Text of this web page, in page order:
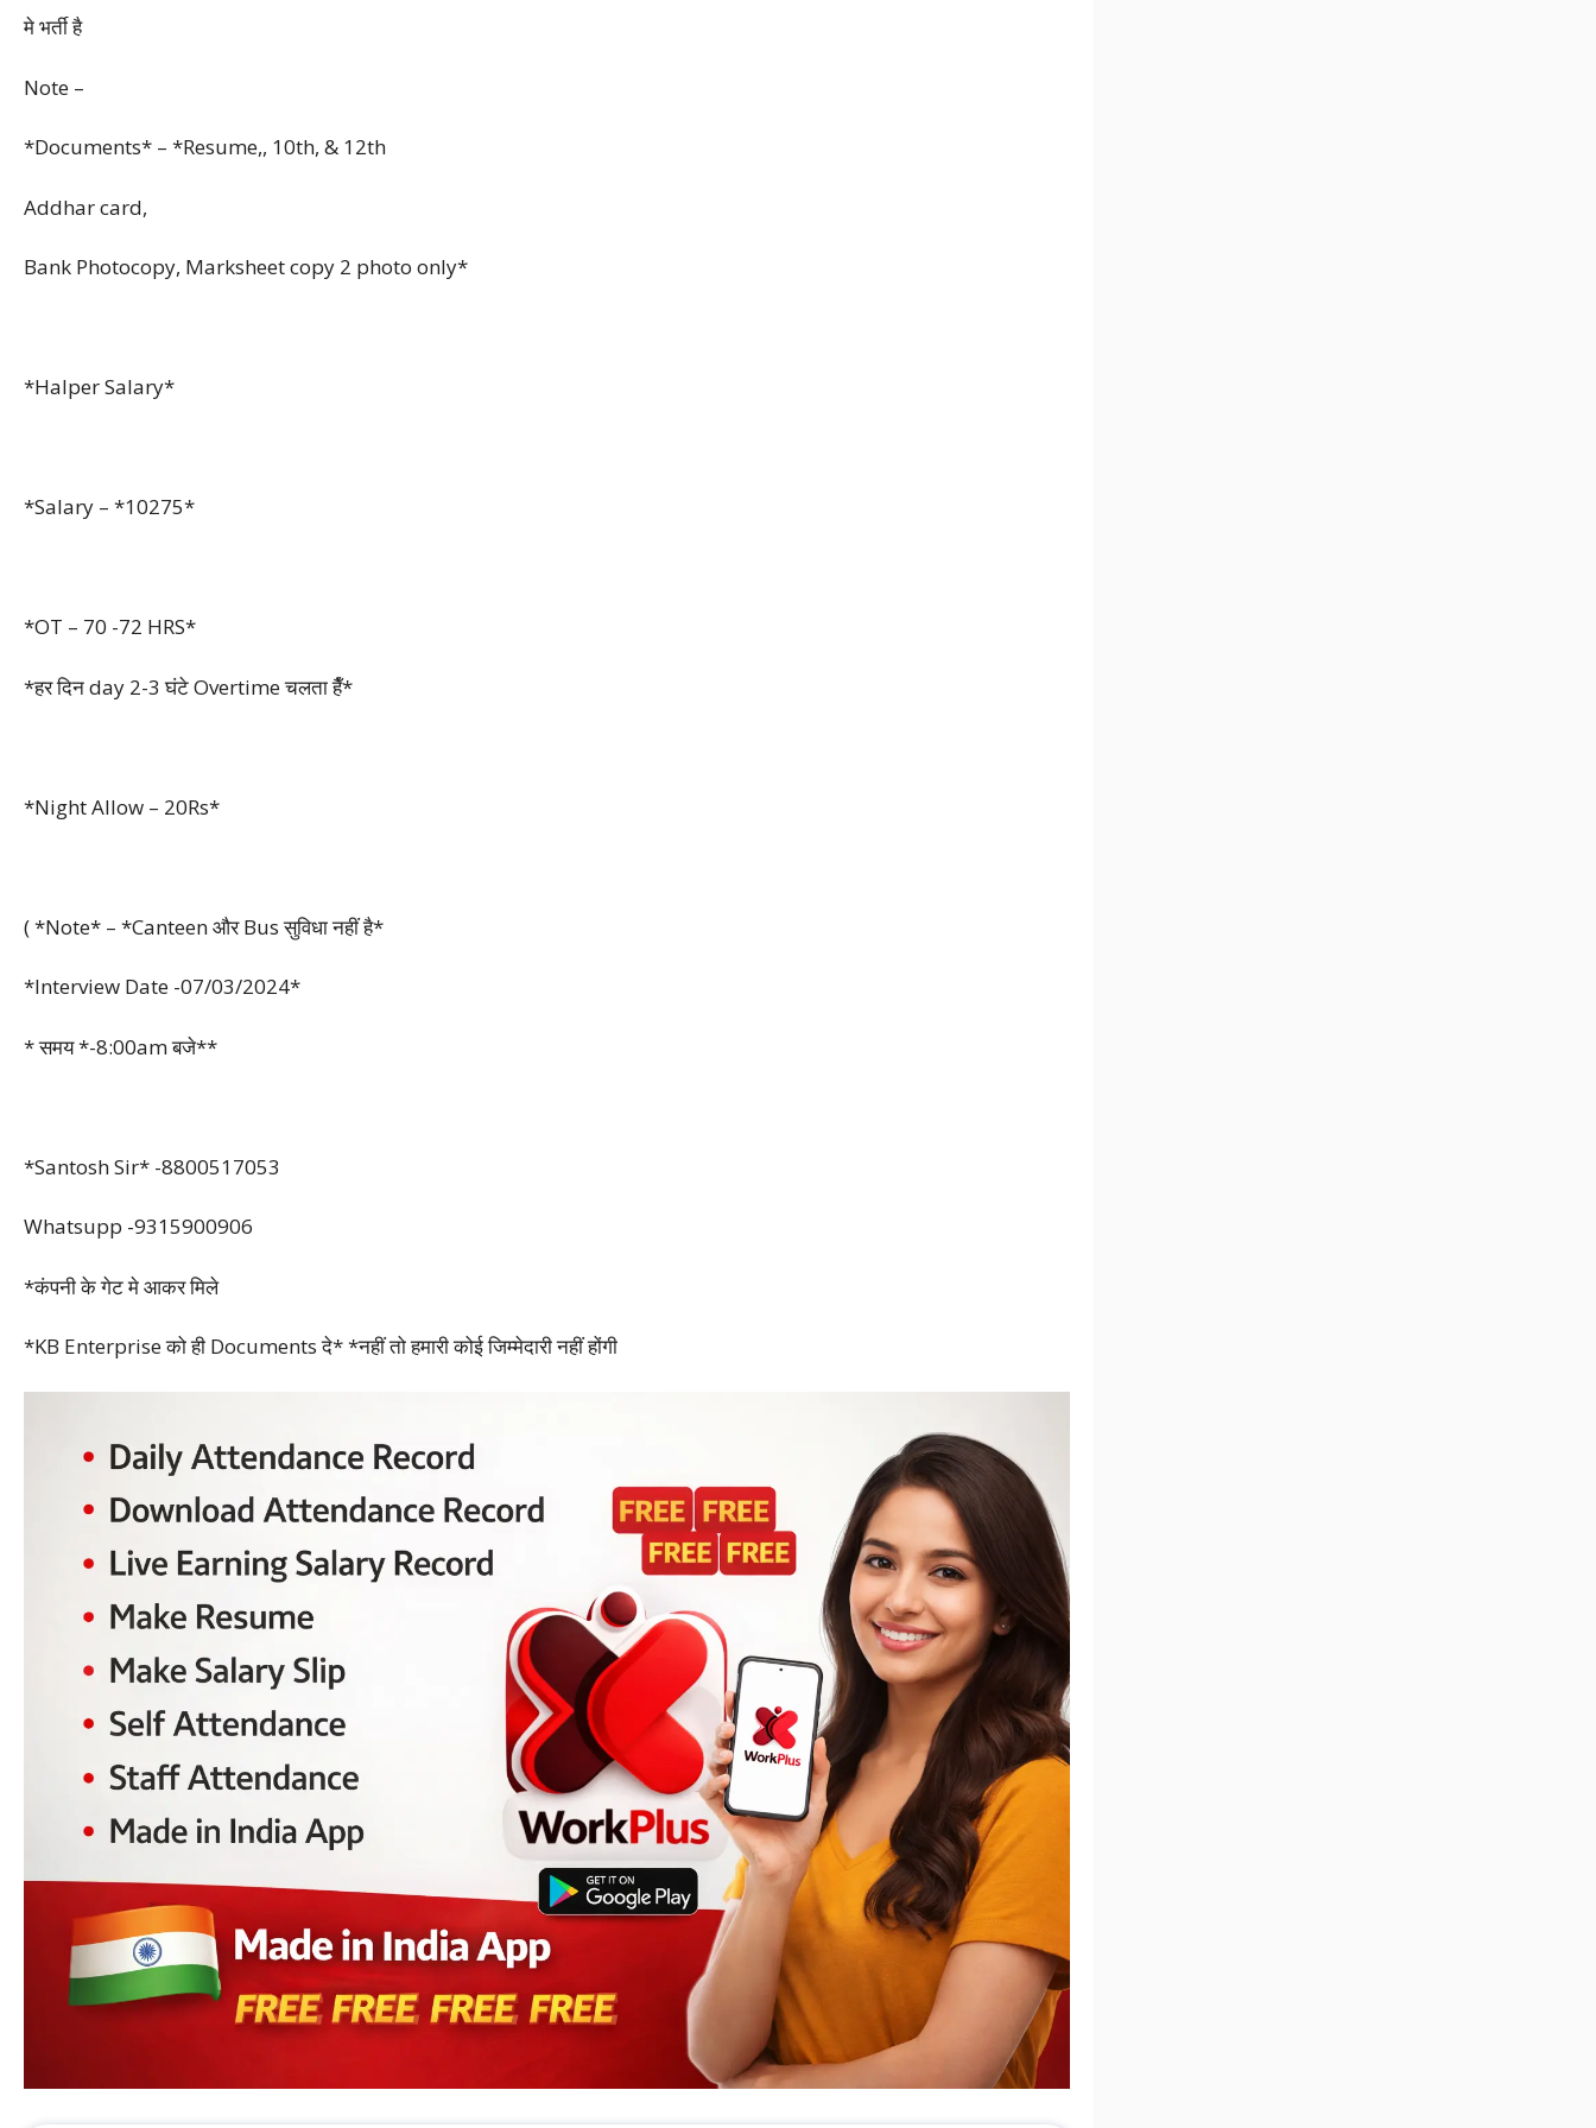
मे भर्ती है
Note –
*Documents* – *Resume,, 10th, & 12th
Addhar card,
Bank Photocopy, Marksheet copy 2 photo only*
*Halper Salary*
*Salary – *10275*
*OT – 70 -72 HRS*
*हर दिन day 2-3 घंटे Overtime चलता हैँ*
*Night Allow – 20Rs*
( *Note* – *Canteen और Bus सुविधा नहीं है*
*Interview Date -07/03/2024*
* समय *-8:00am बजे**
*Santosh Sir* -8800517053
Whatsupp -9315900906
*कंपनी के गेट मे आकर मिले
*KB Enterprise को ही Documents दे* *नहीं तो हमारी कोई जिम्मेदारी नहीं होंगी